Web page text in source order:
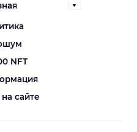
NFT
сайте